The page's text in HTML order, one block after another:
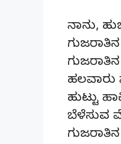
ನಾನು,
ಹಲವಾರು
ಹುಟ್ಟು
ಬೆಳೆಸುವ